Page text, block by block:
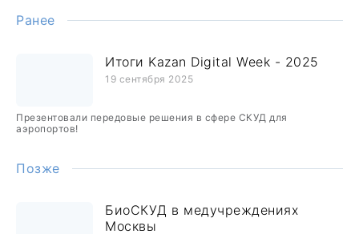
Ранее
Итоги Kazan Digital Week - 2025
19 сентября 2025
Презентовали передовые решения в сфере СКУД для
аэропортов!
Позже
БиоСКУД в медучреждениях
Москвы